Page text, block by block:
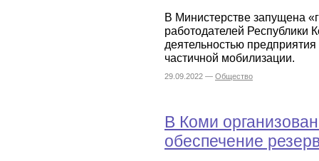
В Министерстве запущена
работодателей Республики
деятельностью
частичной мобилизации.
29.09.2022 — Общество
В Коми
обеспечение